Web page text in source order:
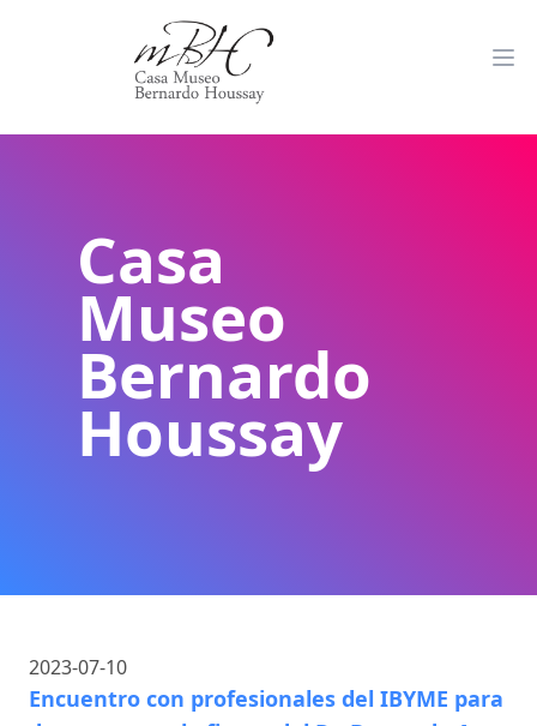
Casa
Museo
Bernardo
Houssay
2023-07-10
Encuentro con profesionales del IBYME para